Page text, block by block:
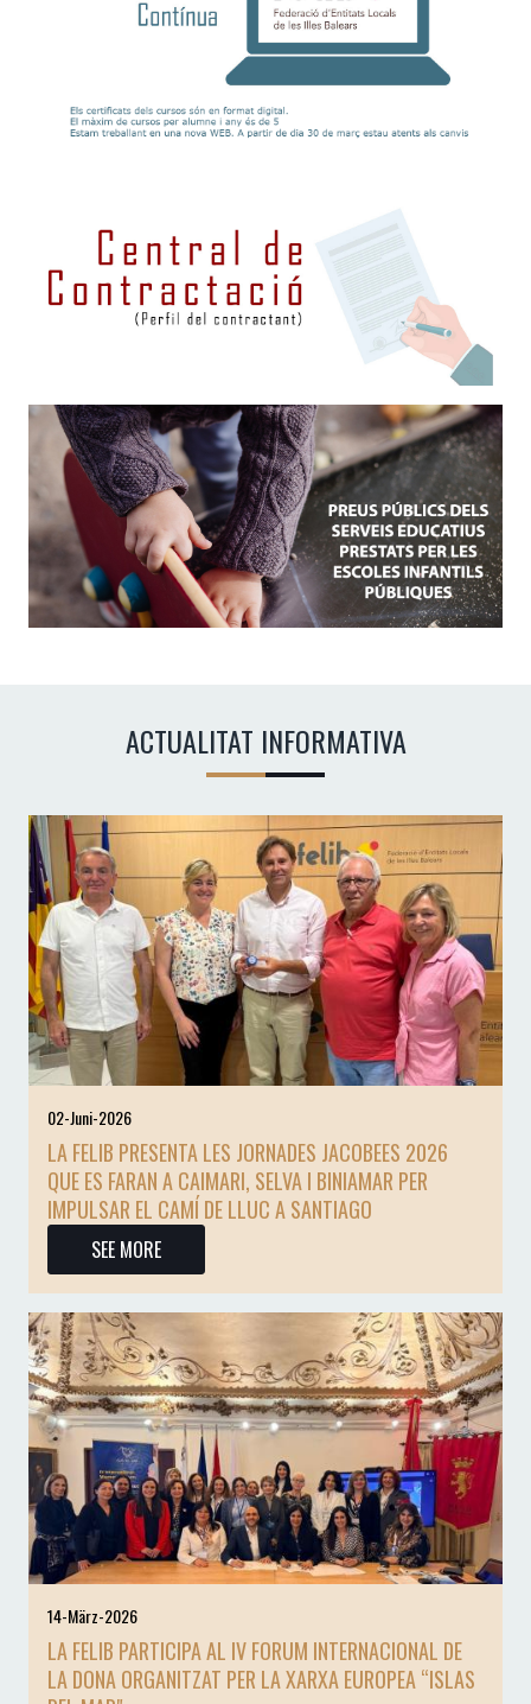
ACTUALITAT INFORMATIVA
02-Juni-2026
LA FELIB PRESENTA LES JORNADES JACOBEES 2026
QUE ES FARAN A CAIMARI, SELVA I BINIAMAR PER
IMPULSAR EL CAMÍ DE LLUC A SANTIAGO
SEE MORE
14-März-2026
LA FELIB PARTICIPA AL IV FORUM INTERNACIONAL DE
LA DONA ORGANITZAT PER LA XARXA EUROPEA “ISLAS